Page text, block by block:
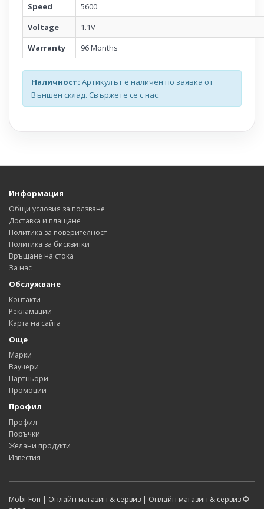
Speed
5600
Voltage
1.1V
Warranty
96 Months
Наличност: Артикулът е наличен по заявка от
Външен склад. Свържете се с нас.
Информация
Общи условия за ползване
Доставка и плащане
Политика за поверителност
Политика за бисквитки
Връщане на стока
За нас
Обслужване
Контакти
Рекламации
Карта на сайта
Още
Марки
Ваучери
Партньори
Промоции
Профил
Профил
Поръчки
Желани продукти
Известия
Mobi-Fon | Онлайн магазин & сервиз | Онлайн магазин & сервиз ©